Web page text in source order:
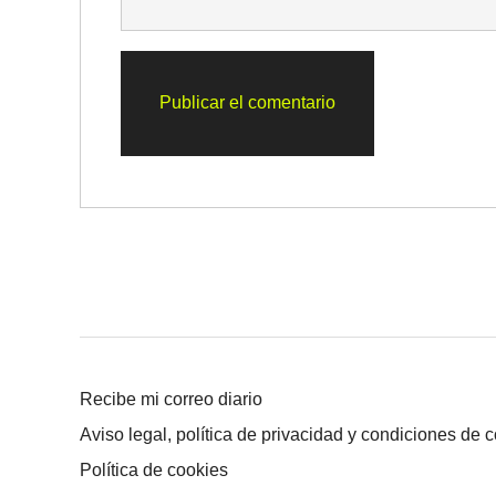
Recibe mi correo diario
Aviso legal, política de privacidad y condiciones de
Política de cookies